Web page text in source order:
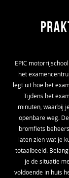
EPIC
het
legt uit hoe het
Tijdens het
minuten, waarbij
openbare weg.
bromfiets
laten zien wat je
totaalbeeld.
je de situatie
voldoende in huis